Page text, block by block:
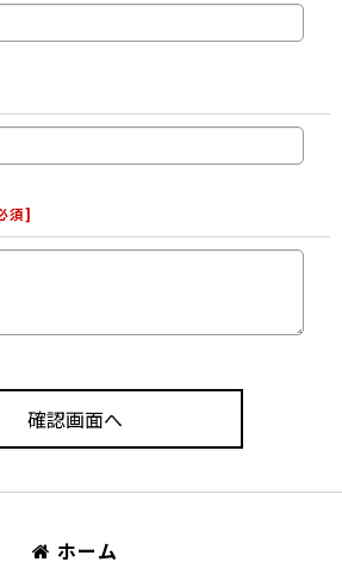
須]
確認画面へ
ホーム